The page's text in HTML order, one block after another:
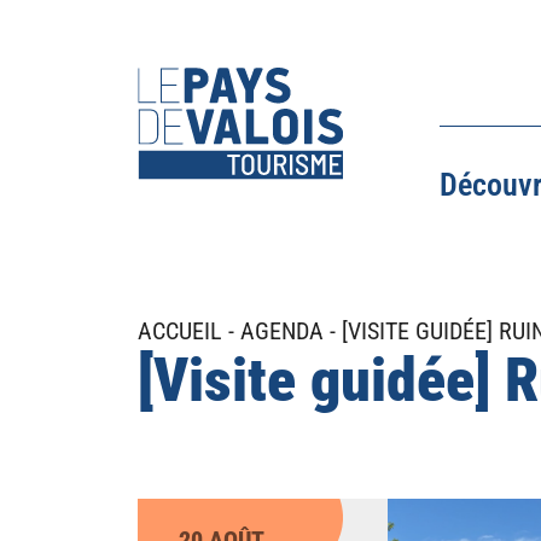
Parcours
d'orientation
Canoë
ACCUEIL AGENDA [VISITE GUIDÉE]
[Visite guidée]